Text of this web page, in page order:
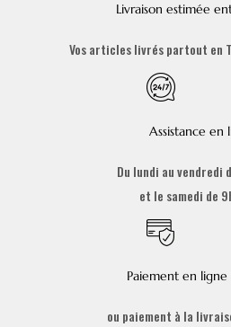
Livraison estimée
Vos articles livrés partout en
Assistance en
Du lundi au vendredi
et le samedi de
Paiement en ligne
ou paiement à la